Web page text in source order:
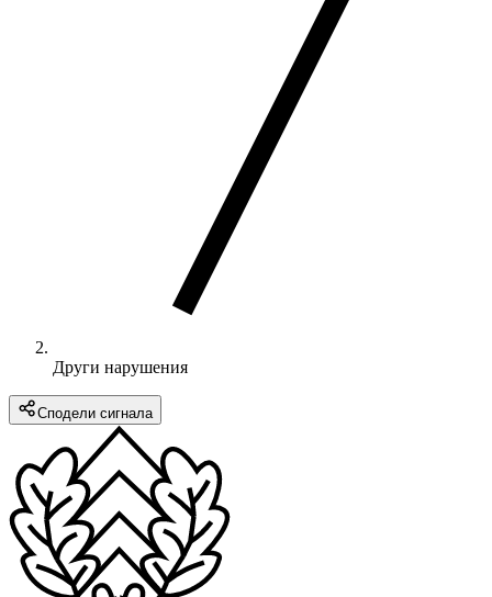
Други нарушения
Сподели сигнала